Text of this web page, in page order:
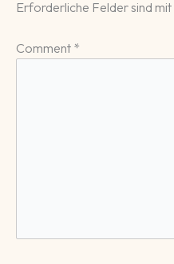
Erforderliche Felder sind mit
Comment *